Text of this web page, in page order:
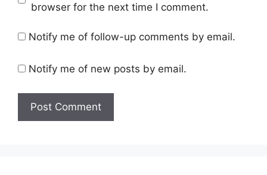
browser for the next time I comment.
Notify me of follow-up comments by email.
Notify me of new posts by email.